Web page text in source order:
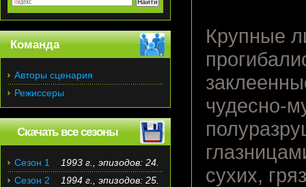
Крупные
чудесно-
сухих,
Команда
Авторы сценария
Режиссеры
Скачать все сезоны
Сезон 1
1993 г., эпизодов: 24.
Сезон 2
1994 г., эпизодов: 25.